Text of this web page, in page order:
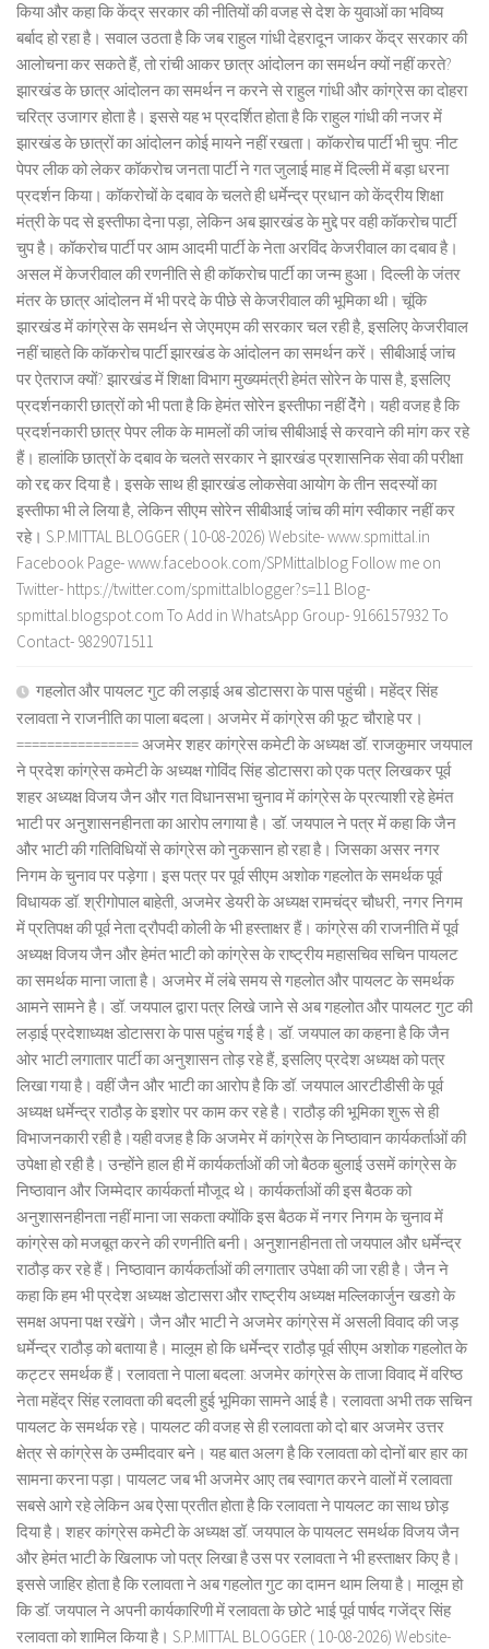
किया और कहा कि केंद्र सरकार की नीतियों की वजह से देश के युवाओं का भविष्य
बर्बाद हो रहा है। सवाल उठता है कि जब राहुल गांधी देहरादून जाकर केंद्र सरकार की
आलोचना कर सकते हैं, तो रांची आकर छात्र आंदोलन का समर्थन क्यों नहीं करते?
झारखंड के छात्र आंदोलन का समर्थन न करने से राहुल गांधी और कांग्रेस का दोहरा
चरित्र उजागर होता है। इससे यह भ प्रदर्शित होता है कि राहुल गांधी की नजर में
झारखंड के छात्रों का आंदोलन कोई मायने नहीं रखता। कॉकरोच पार्टी भी चुप: नीट
पेपर लीक को लेकर कॉकरोच जनता पार्टी ने गत जुलाई माह में दिल्ली में बड़ा धरना
प्रदर्शन किया। कॉकरोचों के दबाव के चलते ही धर्मेन्द्र प्रधान को केंद्रीय शिक्षा
मंत्री के पद से इस्तीफा देना पड़ा, लेकिन अब झारखंड के मुद्दे पर वही कॉकरोच पार्टी
चुप है। कॉकरोच पार्टी पर आम आदमी पार्टी के नेता अरविंद केजरीवाल का दबाव है।
असल में केजरीवाल की रणनीति से ही कॉकरोच पार्टी का जन्म हुआ। दिल्ली के जंतर
मंतर के छात्र आंदोलन में भी परदे के पीछे से केजरीवाल की भूमिका थी। चूंकि
झारखंड में कांग्रेस के समर्थन से जेएमएम की सरकार चल रही है, इसलिए केजरीवाल
नहीं चाहते कि कॉकरोच पार्टी झारखंड के आंदोलन का समर्थन करें। सीबीआई जांच
पर ऐतराज क्यों? झारखंड में शिक्षा विभाग मुख्यमंत्री हेमंत सोरेन के पास है, इसलिए
प्रदर्शनकारी छात्रों को भी पता है कि हेमंत सोरेन इस्तीफा नहीं देेंगे। यही वजह है कि
प्रदर्शनकारी छात्र पेपर लीक के मामलों की जांच सीबीआई से करवाने की मांग कर रहे
हैं। हालांकि छात्रों के दबाव के चलते सरकार ने झारखंड प्रशासनिक सेवा की परीक्षा
को रद्द कर दिया है। इसके साथ ही झारखंड लोकसेवा आयोग के तीन सदस्यों का
इस्तीफा भी ले लिया है, लेकिन सीएम सोरेन सीबीआई जांच की मांग स्वीकार नहीं कर
रहे। S.P.MITTAL BLOGGER ( 10-08-2026) Website- www.spmittal.in
Facebook Page- www.facebook.com/SPMittalblog Follow me on
Twitter- https://twitter.com/spmittalblogger?s=11 Blog-
spmittal.blogspot.com To Add in WhatsApp Group- 9166157932 To
Contact- 9829071511
गहलोत और पायलट गुट की लड़ाई अब डोटासरा के पास पहुंची। महेंद्र सिंह
रलावता ने राजनीति का पाला बदला। अजमेर में कांग्रेस की फूट चौराहे पर।
================ अजमेर शहर कांग्रेस कमेटी के अध्यक्ष डॉ. राजकुमार जयपाल
ने प्रदेश कांग्रेस कमेटी के अध्यक्ष गोविंद सिंह डोटासरा को एक पत्र लिखकर पूर्व
शहर अध्यक्ष विजय जैन और गत विधानसभा चुनाव में कांग्रेस के प्रत्याशी रहे हेमंत
भाटी पर अनुशासनहीनता का आरोप लगाया है। डॉ. जयपाल ने पत्र में कहा कि जैन
और भाटी की गतिविधियों से कांग्रेस को नुकसान हो रहा है। जिसका असर नगर
निगम के चुनाव पर पड़ेगा। इस पत्र पर पूर्व सीएम अशोक गहलोत के समर्थक पूर्व
विधायक डॉ. श्रीगोपाल बाहेती, अजमेर डेयरी के अध्यक्ष रामचंद्र चौधरी, नगर निगम
में प्रतिपक्ष की पूर्व नेता द्रौपदी कोली के भी हस्ताक्षर हैं। कांग्रेस की राजनीति में पूर्व
अध्यक्ष विजय जैन और हेमंत भाटी को कांग्रेस के राष्ट्रीय महासचिव सचिन पायलट
का समर्थक माना जाता है। अजमेर में लंबे समय से गहलोत और पायलट के समर्थक
आमने सामने है। डॉ. जयपाल द्वारा पत्र लिखे जाने से अब गहलोत और पायलट गुट की
लड़ाई प्रदेशाध्यक्ष डोटासरा के पास पहुंच गई है। डॉ. जयपाल का कहना है कि जैन
ओर भाटी लगातार पार्टी का अनुशासन तोड़ रहे हैं, इसलिए प्रदेश अध्यक्ष को पत्र
लिखा गया है। वहीं जैन और भाटी का आरोप है कि डॉ. जयपाल आरटीडीसी के पूर्व
अध्यक्ष धर्मेन्द्र राठौड़ के इशोर पर काम कर रहे है। राठौड़ की भूमिका शुरू से ही
विभाजनकारी रही है।यही वजह है कि अजमेर में कांग्रेस के निष्ठावान कार्यकर्ताओं की
उपेक्षा हो रही है। उन्होंने हाल ही में कार्यकर्ताओं की जो बैठक बुलाई उसमें कांग्रेस के
निष्ठावान और जिम्मेदार कार्यकर्ता मौजूद थे। कार्यकर्ताओं की इस बैठक को
अनुशासनहीनता नहीं माना जा सकता क्योंकि इस बैठक में नगर निगम के चुनाव में
कांग्रेस को मजबूत करने की रणनीति बनी। अनुशानहीनता तो जयपाल और धर्मेन्द्र
राठौड़ कर रहे हैं। निष्ठावान कार्यकर्ताओं की लगातार उपेक्षा की जा रही है। जैन ने
कहा कि हम भी प्रदेश अध्यक्ष डोटासरा और राष्ट्रीय अध्यक्ष मल्लिकार्जुन खडग़े के
समक्ष अपना पक्ष रखेंगे। जैन और भाटी ने अजमेर कांग्रेस में असली विवाद की जड़
धर्मेन्द्र राठौड़ को बताया है। मालूम हो कि धर्मेन्द्र राठौड़ पूर्व सीएम अशोक गहलोत के
कट्टर समर्थक हैं। रलावता ने पाला बदला: अजमेर कांग्रेस के ताजा विवाद में वरिष्ठ
नेता महेंद्र सिंह रलावता की बदली हुई भूमिका सामने आई है। रलावता अभी तक सचिन
पायलट के समर्थक रहे। पायलट की वजह से ही रलावता को दो बार अजमेर उत्तर
क्षेत्र से कांग्रेस के उम्मीदवार बने। यह बात अलग है कि रलावता को दोनों बार हार का
सामना करना पड़ा। पायलट जब भी अजमेर आए तब स्वागत करने वालों में रलावता
सबसे आगे रहे लेकिन अब ऐसा प्रतीत होता है कि रलावता ने पायलट का साथ छोड़
दिया है। शहर कांग्रेस कमेटी के अध्यक्ष डॉ. जयपाल के पायलट समर्थक विजय जैन
और हेमंत भाटी के खिलाफ जो पत्र लिखा है उस पर रलावता ने भी हस्ताक्षर किए है।
इससे जाहिर होता है कि रलावता ने अब गहलोत गुट का दामन थाम लिया है। मालूम हो
कि डॉ. जयपाल ने अपनी कार्यकारिणी में रलावता के छोटे भाई पूर्व पार्षद गजेंद्र सिंह
रलावता को शामिल किया है। S.P.MITTAL BLOGGER ( 10-08-2026) Website-